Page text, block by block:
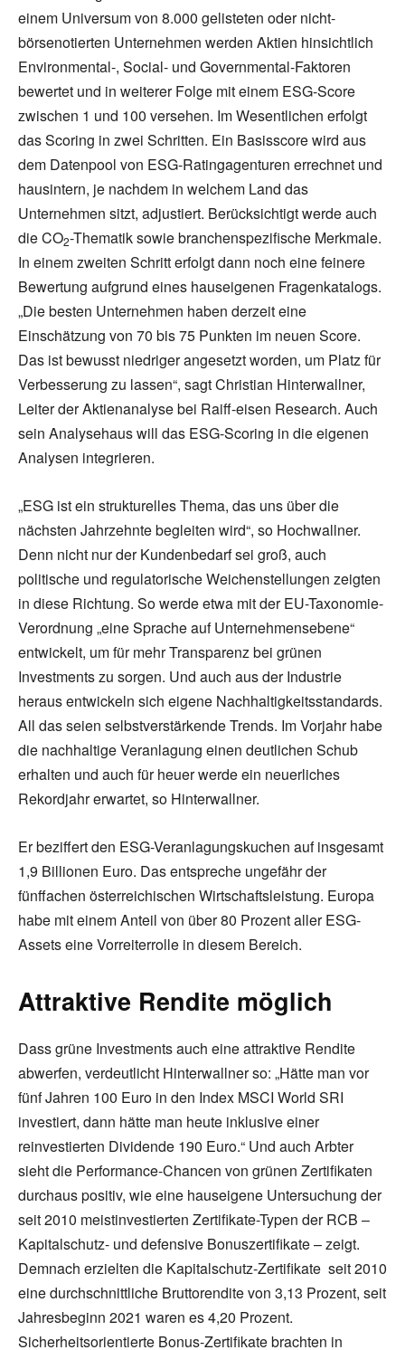
einem Universum von 8.000 gelisteten oder nicht-
börsenotierten Unternehmen werden Aktien hinsichtlich
Environmental-, Social- und Governmental-Faktoren
bewertet und in weiterer Folge mit einem ESG-Score
zwischen 1 und 100 versehen. Im Wesentlichen erfolgt
das Scoring in zwei Schritten. Ein Basisscore wird aus
dem Datenpool von ESG-Ratingagenturen errechnet und
hausintern, je nachdem in welchem Land das
Unternehmen sitzt, adjustiert. Berücksichtigt werde auch
die CO2-Thematik sowie branchenspezifische Merkmale.
In einem zweiten Schritt erfolgt dann noch eine feinere
Bewertung aufgrund eines hauseigenen Fragenkatalogs.
„Die besten Unternehmen haben derzeit eine
Einschätzung von 70 bis 75 Punkten im neuen Score.
Das ist bewusst niedriger angesetzt worden, um Platz für
Verbesserung zu lassen“, sagt Christian Hinterwallner,
Leiter der Aktienanalyse bei Raiff-eisen Research. Auch
sein Analysehaus will das ESG-Scoring in die eigenen
Analysen integrieren.
„ESG ist ein strukturelles Thema, das uns über die
nächsten Jahrzehnte begleiten wird“, so Hochwallner.
Denn nicht nur der Kundenbedarf sei groß, auch
politische und regulatorische Weichenstellungen zeigten
in diese Richtung. So werde etwa mit der EU-Taxonomie-
Verordnung „eine Sprache auf Unternehmensebene“
entwickelt, um für mehr Transparenz bei grünen
Investments zu sorgen. Und auch aus der Industrie
heraus entwickeln sich eigene Nachhaltigkeitsstandards.
All das seien selbstverstärkende Trends. Im Vorjahr habe
die nachhaltige Veranlagung einen deutlichen Schub
erhalten und auch für heuer werde ein neuerliches
Rekordjahr erwartet, so Hinterwallner.
Er beziffert den ESG-Veranlagungskuchen auf insgesamt
1,9 Billionen Euro. Das entspreche ungefähr der
fünffachen österreichischen Wirtschaftsleistung. Europa
habe mit einem Anteil von über 80 Prozent aller ESG-
Assets eine Vorreiterrolle in diesem Bereich.
Attraktive Rendite möglich
Dass grüne Investments auch eine attraktive Rendite
abwerfen, verdeutlicht Hinterwallner so: „Hätte man vor
fünf Jahren 100 Euro in den Index MSCI World SRI
investiert, dann hätte man heute inklusive einer
reinvestierten Dividende 190 Euro.“ Und auch Arbter
sieht die Performance-Chancen von grünen Zertifikaten
durchaus positiv, wie eine hauseigene Untersuchung der
seit 2010 meistinvestierten Zertifikate-Typen der RCB –
Kapitalschutz- und defensive Bonuszertifikate – zeigt.
Demnach erzielten die Kapitalschutz-Zertifikate seit 2010
eine durchschnittliche Bruttorendite von 3,13 Prozent, seit
Jahresbeginn 2021 waren es 4,20 Prozent.
Sicherheitsorientierte Bonus-Zertifikate brachten in